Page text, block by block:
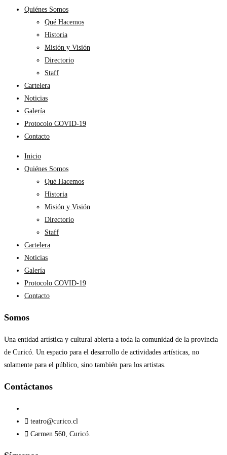
Quiénes Somos
Qué Hacemos
Historia
Misión y Visión
Directorio
Staff
Cartelera
Noticias
Galería
Protocolo COVID-19
Contacto
Inicio
Quiénes Somos
Qué Hacemos
Historia
Misión y Visión
Directorio
Staff
Cartelera
Noticias
Galería
Protocolo COVID-19
Contacto
Somos
Una entidad artística y cultural abierta a toda la comunidad de la provincia
de Curicó. Un espacio para el desarrollo de actividades artísticas, no
solamente para el público, sino también para los artistas.
Contáctanos​
teatro@curico.cl
Carmen 560, Curicó.